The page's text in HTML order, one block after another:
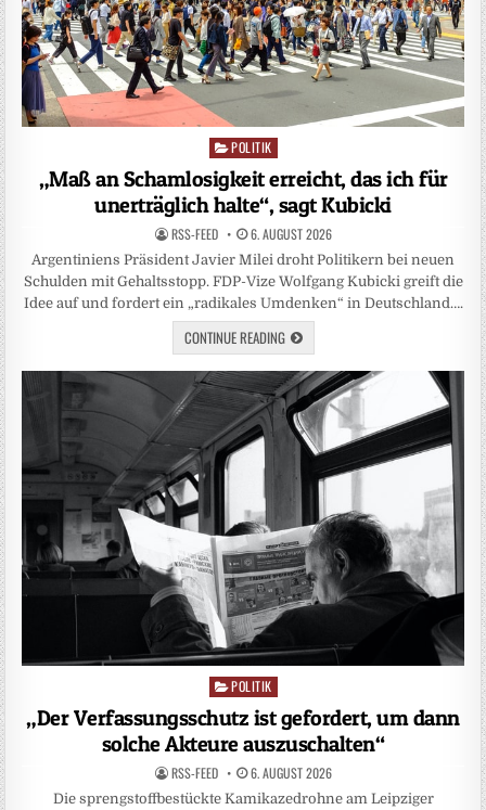
Posted
in
POLITIK
„Maß an Schamlosigkeit erreicht, das ich für
unerträglich halte“, sagt Kubicki
RSS-FEED 6. AUGUST 2026
Argentiniens Präsident Javier Milei droht Politikern bei neuen
Schulden mit Gehaltsstopp. FDP-Vize Wolfgang Kubicki greift die
Idee auf und fordert ein „radikales Umdenken“ in Deutschland….
CONTINUE READING
Posted
in
POLITIK
„Der Verfassungsschutz ist gefordert, um dann
solche Akteure auszuschalten“
RSS-FEED 6. AUGUST 2026
Die sprengstoffbestückte Kamikazedrohne am Leipziger